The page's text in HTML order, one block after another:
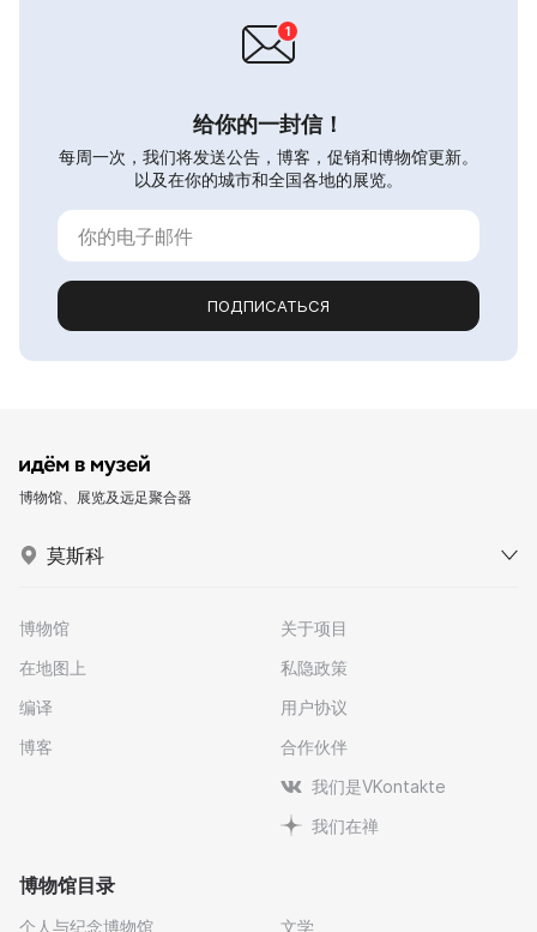
给你的一封信！
每周一次，我们将发送公告，博客，促销和博物馆更新。
以及在你的城市和全国各地的展览。
ПОДПИСАТЬСЯ
博物馆、展览及远足聚合器
莫斯科
博物馆
在地图上
编译
博客
关于项目
私隐政策
用户协议
合作伙伴
我们是VKontakte
我们在禅
博物馆目录
个人与纪念博物馆 文学